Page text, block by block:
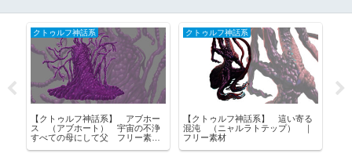
クトゥルフ神話系
【クトゥルフ神話系】 アブホー
ス （アブホート） 宇宙の不浄
すべての母にして父 フリー素
クトゥルフ神話系
【クトゥルフ神話系】 這い寄る
混沌 （ニャルラトテップ） ｜
フリー素材